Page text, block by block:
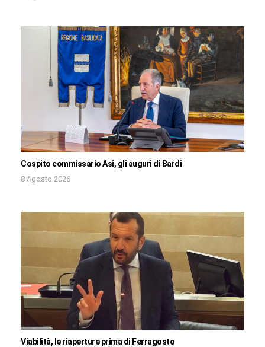
Cospito commissario Asi, gli auguri di Bardi
8 Agosto 2026
Viabilità, le riaperture prima di Ferragosto